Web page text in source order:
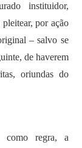
instituidor,
por ação
– salvo se
de haverem
oriundas do
como regra, a